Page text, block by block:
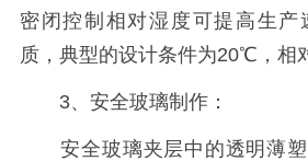
密闭控制相对湿度可提高生产
质，典型的设计条件为20℃，相
3、安全玻璃制作：
安全玻璃夹层中的透明薄塑